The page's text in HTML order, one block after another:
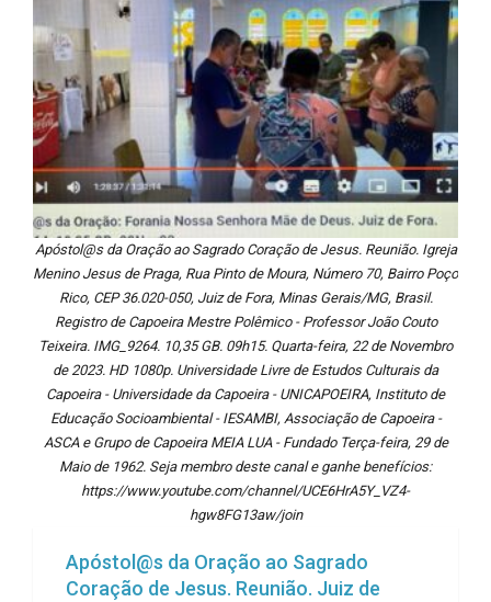
Apóstol@s da Oração ao Sagrado Coração de Jesus. Reunião. Igreja
Menino Jesus de Praga, Rua Pinto de Moura, Número 70, Bairro Poço
Rico, CEP 36.020-050, Juiz de Fora, Minas Gerais/MG, Brasil.
Registro de Capoeira Mestre Polêmico - Professor João Couto
Teixeira. IMG_9264. 10,35 GB. 09h15. Quarta-feira, 22 de Novembro
de 2023. HD 1080p. Universidade Livre de Estudos Culturais da
Capoeira - Universidade da Capoeira - UNICAPOEIRA, Instituto de
Educação Socioambiental - IESAMBI, Associação de Capoeira -
ASCA e Grupo de Capoeira MEIA LUA - Fundado Terça-feira, 29 de
Maio de 1962. Seja membro deste canal e ganhe benefícios:
https://www.youtube.com/channel/UCE6HrA5Y_VZ4-
hgw8FG13aw/join
Apóstol@s da Oração ao Sagrado
Coração de Jesus. Reunião. Juiz de